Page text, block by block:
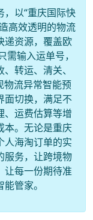
，以“重庆国际快
高效透明的物流
递资源，覆盖欧
输入运单号，
转运、清关、
物流异常智能预
面切换，满足不
、运费估算等增
本。无论是重庆
人海淘订单的实
服务，让跨境物
让每一份期待准
管家。